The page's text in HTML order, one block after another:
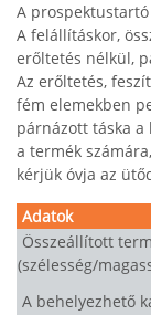
A
A felállításkor,
erőltetés nélkül,
Az erőltetés,
fém elemekben
párnázott táska
a termék
kérjük óvja az
Adatok
Összeállított
(szélesség/
A behelyezhető